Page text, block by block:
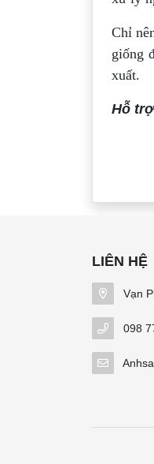
Chỉ
giống
xuất.
Hỗ
LIÊN HỆ
Vạn
098